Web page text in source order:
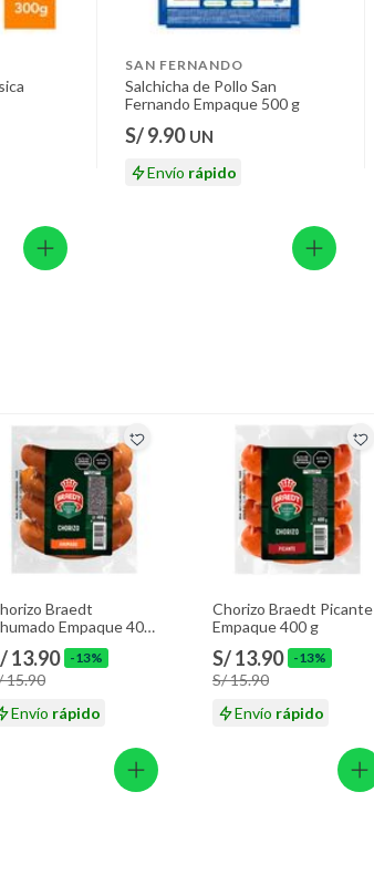
SAN FERNANDO
Salchicha de Pollo San
Fernando Empaque 500 g
S/ 9.90 UN
Envío rápido
Braedt
Empaque 400
13.90 -13%
15.90
Envío rápido
Chorizo Braedt Picante
Empaque 400 g
S/ 13.90 -13%
S/ 15.90
Envío rápido